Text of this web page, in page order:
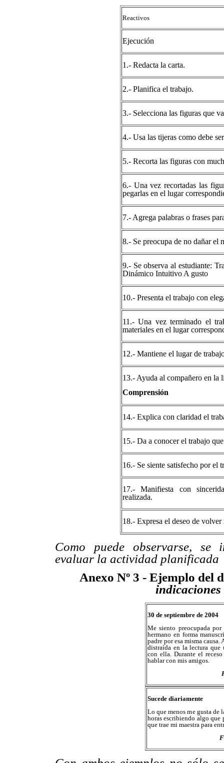
Reactivos
Ejecución
1.- Redacta la carta.
2.- Planifica el trabajo.
3.- Selecciona las figuras que
4.- Usa las tijeras como debe
5.- Recorta las figuras con
6.- Una vez recortadas las
pegarlas en el lugar
7.- Agrega palabras o frases
8.- Se preocupa de no dañar el
9.- Se observa al estudiante:
Dinámico Intuitivo A gusto
10.- Presenta el trabajo con
11.- Una vez terminado el
materiales en el lugar
12.- Mantiene el lugar de
13.- Ayuda al compañero en la
Comprensión
14.- Explica con claridad el
15.- Da a conocer el trabajo
16.- Se siente satisfecho por el
17.- Manifiesta con
realizada.
18.- Expresa el deseo de
Como puede observarse, se
evaluar la actividad planificada
Anexo Nº 3 - Ejemplo del
30 de septiembre de 2004
Me siento preocupada
hermano en forma
padre por esa misma
distraída en la lectura que
con ella. Durante el
hablar con mis amigos.
Sucede diariamente
Lo que menos me gusta de
horas escribiendo algo que
que trae mi maestra para